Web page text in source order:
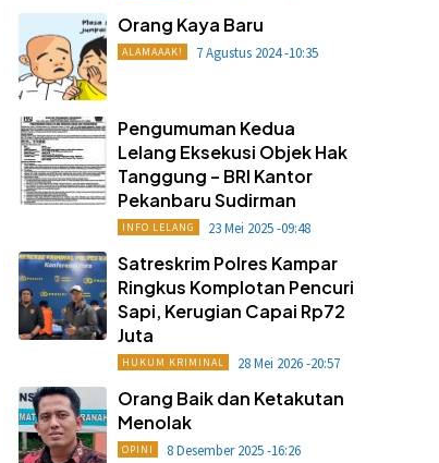
Orang Kaya Baru
ALAMAAAK! 7 Agustus 2024 -10:35
Pengumuman Kedua
Lelang Eksekusi Objek Hak
Tanggung – BRI Kantor
Pekanbaru Sudirman
INFO LELANG 23 Mei 2025 -09:48
Satreskrim Polres Kampar
Ringkus Komplotan Pencuri
Sapi, Kerugian Capai Rp72
Juta
HUKUM KRIMINAL 28 Mei 2026 -20:57
Orang Baik dan Ketakutan
Menolak
OPINI 8 Desember 2025 -16:26